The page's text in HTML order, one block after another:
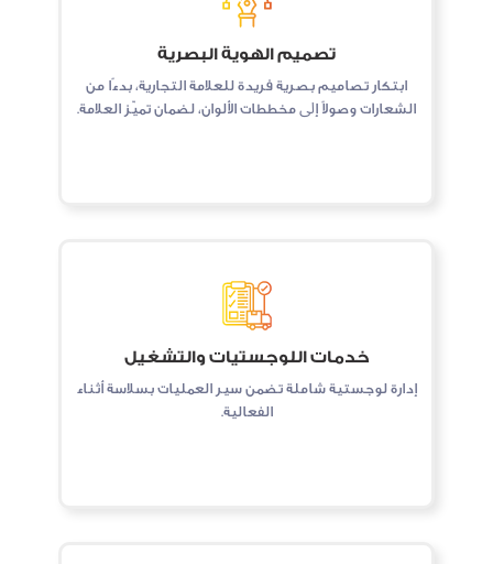
تصميم الهوية البصرية
اﺑﺘﻜﺎر ﺗﺼﺎﻣﻴﻢ ﺑﺼﺮﻳﺔ ﻓﺮﻳﺪة ﻟﻠﻌﻼﻣﺔ اﻟﺘﺠﺎرﻳﺔ، ﺑﺪءًا ﻣﻦ
اﻟﺸﻌﺎرات وﺻﻮﻻً إﱃ ﻣﺨﻄﻄﺎت اﻷﻟﻮان، ﻟﻀﻤﺎن ﺗﻤﻴّﺰ اﻟﻌﻼﻣﺔ.
خدمات اللوجستيات والتشغيل
إدارة لوجستية شاملة تضمن سير العمليات بسلاسة أثناء
الفعالية.